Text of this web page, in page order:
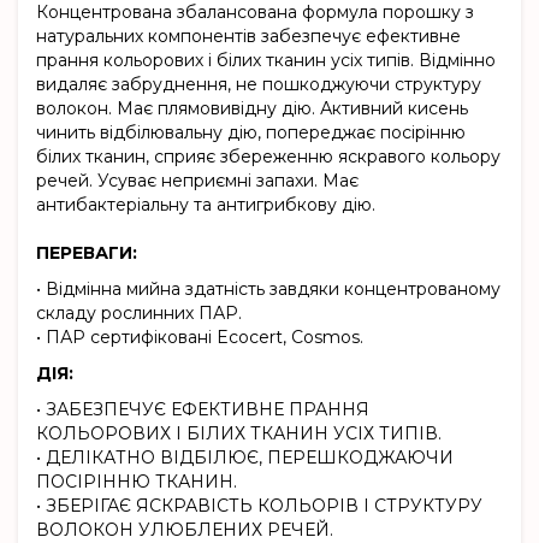
Концентрована збалансована формула порошку з
натуральних компонентів забезпечує ефективне
прання кольорових і білих тканин усіх типів. Відмінно
видаляє забруднення, не пошкоджуючи структуру
волокон. Має плямовивідну дію. Активний кисень
чинить відбілювальну дію, попереджає посірінню
білих тканин, сприяє збереженню яскравого кольору
речей. Усуває неприємні запахи. Має
антибактеріальну та антигрибкову дію.
ПЕРЕВАГИ:
• Відмінна мийна здатність завдяки концентрованому
складу рослинних ПАР.
• ПАР сертифіковані Ecocert, Cosmos.
ДІЯ:
• ЗАБЕЗПЕЧУЄ ЕФЕКТИВНЕ ПРАННЯ
КОЛЬОРОВИХ І БІЛИХ ТКАНИН УСІХ ТИПІВ.
• ДЕЛІКАТНО ВІДБІЛЮЄ, ПЕРЕШКОДЖАЮЧИ
ПОСІРІННЮ ТКАНИН.
• ЗБЕРІГАЄ ЯСКРАВІСТЬ КОЛЬОРІВ І СТРУКТУРУ
ВОЛОКОН УЛЮБЛЕНИХ РЕЧЕЙ.